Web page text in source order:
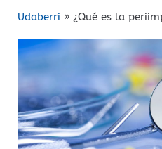
Udaberri » ¿Qué es la